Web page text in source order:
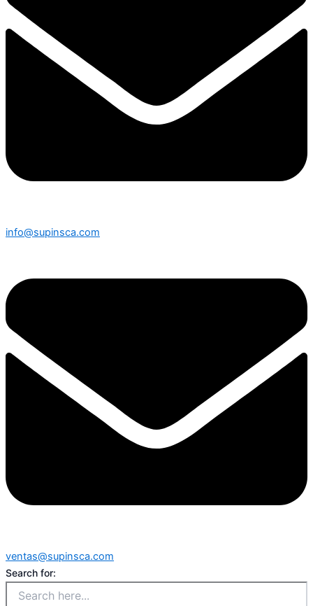
info@supinsca.com
ventas@supinsca.com
Search for: